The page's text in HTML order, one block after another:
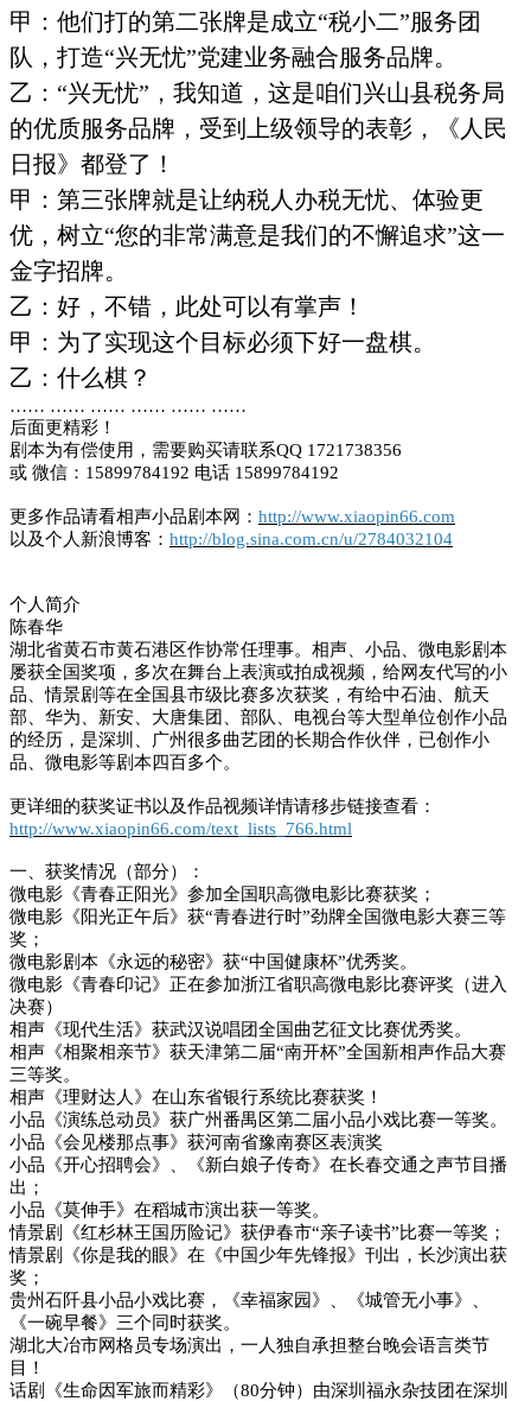
甲：他们打的第二张牌是成立“税小二”服务团
队，打造“兴无忧”党建业务融合服务品牌。
乙： “兴无忧”，我知道，这是咱们兴山县税务局
的优质服务品牌，受到上级领导的表彰，《人民
日报》都登了！
甲：第三张牌就是让纳税人办税无忧、体验更
优，树立“您的非常满意是我们的不懈追求”这一
金字招牌。
乙：好，不错，此处可以有掌声！
甲：为了实现这个目标必须下好一盘棋。
乙：什么棋？
…… …… …… …… …… ……
后面更精彩！
剧本为有偿使用，需要购买请联系QQ 1721738356
或 微信：15899784192 电话 15899784192
更多作品请看相声小品剧本网： http://www.xiaopin66.com
以及个人新浪博客： http://blog.sina.com.cn/u/2784032104
个人简介
陈春华
湖北省黄石市黄石港区作协常任理事。相声、小品、微电影剧本
屡获全国奖项，多次在舞台上表演或拍成视频，给网友代写的小
品、情景剧等在全国县市级比赛多次获奖，有给中石油、航天
部、华为、新安、大唐集团、部队、电视台等大型单位创作小品
的经历，是深圳、广州很多曲艺团的长期合作伙伴，已创作小
品、微电影等剧本四百多个。
更详细的获奖证书以及作品视频详情请移步链接查看：
http://www.xiaopin66.com/text_lists_766.html
一、获奖情况（部分）：
微电影《青春正阳光》参加全国职高微电影比赛获奖；
微电影《阳光正午后》获“青春进行时”劲牌全国微电影大赛三等
奖；
微电影剧本《永远的秘密》获“中国健康杯”优秀奖。
微电影《青春印记》正在参加浙江省职高微电影比赛评奖（进入
决赛）
相声《现代生活》获武汉说唱团全国曲艺征文比赛优秀奖。
相声《相聚相亲节》获天津第二届“南开杯”全国新相声作品大赛
三等奖。
相声《理财达人》在山东省银行系统比赛获奖！
小品《演练总动员》获广州番禺区第二届小品小戏比赛一等奖。
小品《会见楼那点事》获河南省豫南赛区表演奖
小品《开心招聘会》、《新白娘子传奇》在长春交通之声节目播
出；
小品《莫伸手》在稻城市演出获一等奖。
情景剧《红杉林王国历险记》获伊春市“亲子读书”比赛一等奖；
情景剧《你是我的眼》在《中国少年先锋报》刊出，长沙演出获
奖；
贵州石阡县小品小戏比赛，《幸福家园》、《城管无小事》、
《一碗早餐》三个同时获奖。
湖北大冶市网格员专场演出，一人独自承担整台晚会语言类节
目！
话剧《生命因军旅而精彩》（80分钟）由深圳福永杂技团在深圳